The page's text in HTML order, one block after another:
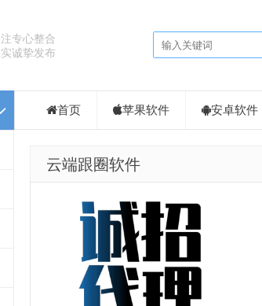
专心整合
诚挚发布
首页 苹果软件 安卓软件
云端跟圈软件